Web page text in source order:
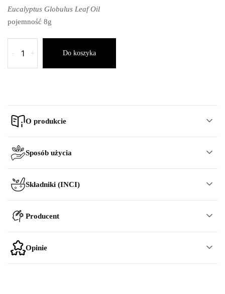
Eucalyptus Globulus Leaf Oil
pojemność 8g
- + Do koszyka
O produkcie
Sposób użycia
Składniki (INCI)
Producent
Opinie